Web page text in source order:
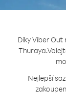
Díky Viber
Thuraya.
Nejlepší